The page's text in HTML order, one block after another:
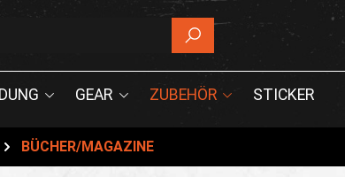
GEAR ZUBEHÖR STICKER
BÜCHER/MAGAZINE